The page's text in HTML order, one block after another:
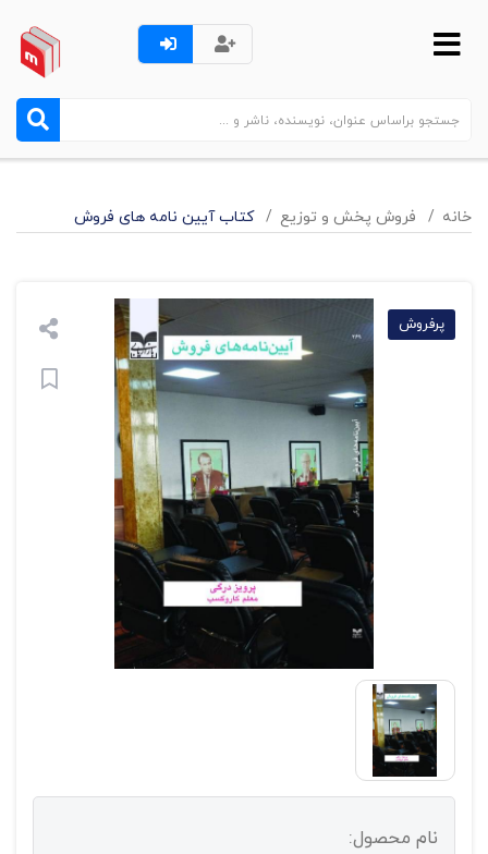
خانه فروش پخش و توزيع کتاب آیین نامه های فروش
پرفروش
نام محصول: